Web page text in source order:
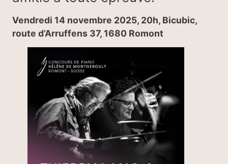
Vendredi 14 novembre 2025, 20h, Bicubic,
route d’Arruffens 37, 1680 Romont